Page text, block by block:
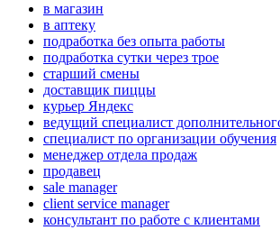
в магазин
в аптеку
подработка без опыта работы
подработка сутки через трое
старший смены
доставщик пиццы
курьер Яндекс
ведущий специалист
специалист по организации обучения
менеджер отдела продаж
продавец
sale manager
client service manager
консультант по работе с клиентами